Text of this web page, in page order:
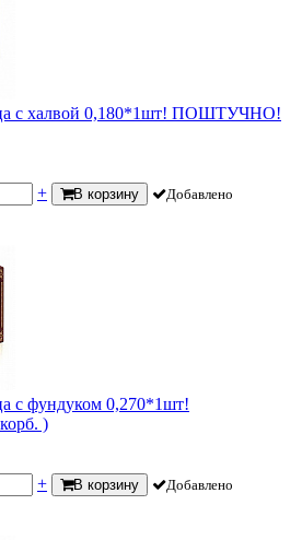
с халвой 0,180*1шт! ПОШТУЧНО!
+ В корзину Добавлено
с фундуком 0,270*1шт!
)
+ В корзину Добавлено